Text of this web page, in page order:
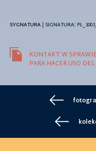
SYGNATURA | SIGNATURA:
KONTAKT W
PARA HACER USO